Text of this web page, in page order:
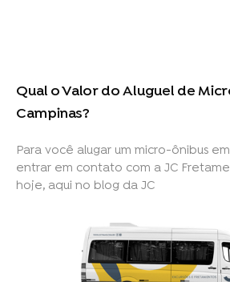
Qual o Valor do Aluguel de
Campinas?
Para você alugar um micro-ônibus
entrar em contato com a JC
hoje, aqui no blog da JC